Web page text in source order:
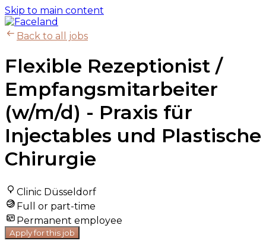
Skip to main content
Back to all jobs
Flexible Rezeptionist /
Empfangsmitarbeiter
(w/m/d) - Praxis für
Injectables und Plastische
Chirurgie
Clinic Düsseldorf
Full or part-time
Permanent employee
Apply for this job